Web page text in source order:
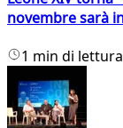
novembre sarà
1 min di lettura